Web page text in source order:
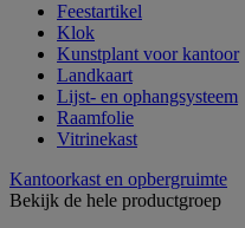
Feestartikel
Klok
Kunstplant voor kantoor
Landkaart
Lijst- en ophangsysteem
Raamfolie
Vitrinekast
Kantoorkast en opbergruimte
Bekijk de hele productgroep